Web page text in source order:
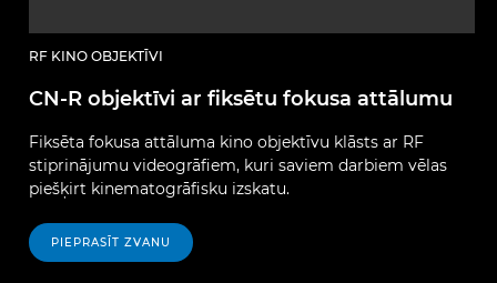
RF KINO OBJEKTĪVI
CN-R objektīvi ar fiksētu fokusa attālumu
Fiksēta fokusa attāluma kino objektīvu klāsts ar RF
stiprinājumu videogrāfiem, kuri saviem darbiem vēlas
piešķirt kinematogrāfisku izskatu.
PIEPRASĪT ZVANU